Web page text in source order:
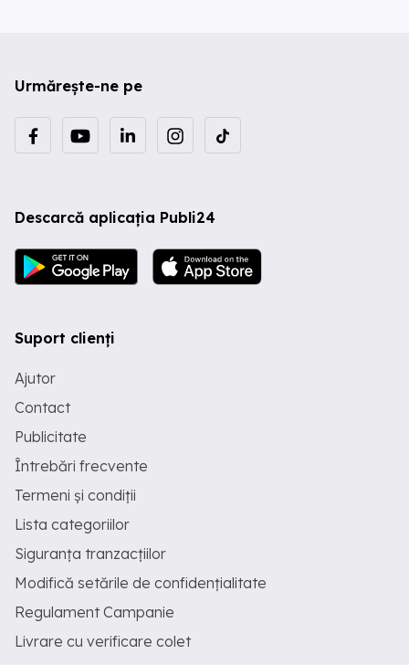
Urmărește-ne pe
Descarcă aplicația Publi24
Suport clienți
Ajutor
Contact
Publicitate
Întrebări frecvente
Termeni și condiții
Lista categoriilor
Siguranța tranzacțiilor
Modifică setările de confidențialitate
Regulament Campanie
Livrare cu verificare colet